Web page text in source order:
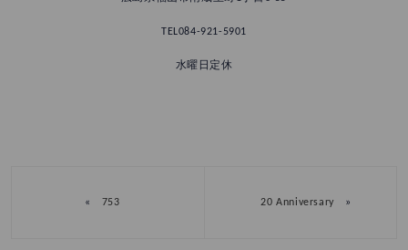
TEL084-921-5901
水曜日定休
« 753 20 Anniversary »